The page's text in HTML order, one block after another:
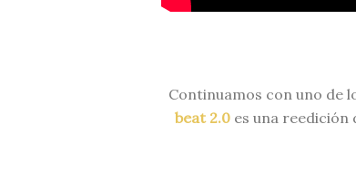
Continuamos con uno de
beat 2.0 es una reedición